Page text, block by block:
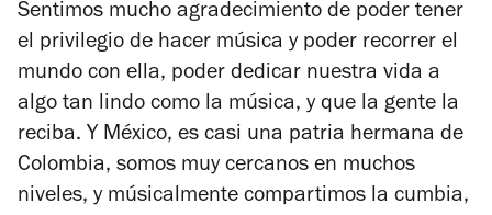
Sentimos mucho agradecimiento de poder tener
el privilegio de hacer música y poder recorrer el
mundo con ella, poder dedicar nuestra vida a
algo tan lindo como la música, y que la gente la
reciba. Y México, es casi una patria hermana de
Colombia, somos muy cercanos en muchos
niveles, y músicalmente compartimos la cumbia,